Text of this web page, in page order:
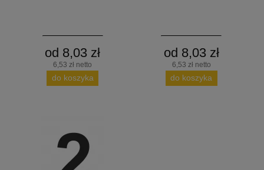
od 8,03 zł
6,53 zł netto
do koszyka
od 8,03 zł
6,53 zł netto
do koszyka